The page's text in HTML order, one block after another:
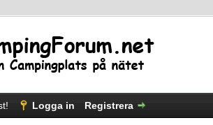
Logga in Registrera